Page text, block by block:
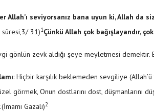
Allah’ı seviyorsanız bana uyun ki, Allah da
Çünkü Allah çok bağışlayandır,
31)1
gönlün zevk aldığı şeye meyletmesi demektir.
: Hiçbir karşılık beklemeden sevgiliye
görmek, Onun dostlarını dost, düşmanlarını
Gazali)2